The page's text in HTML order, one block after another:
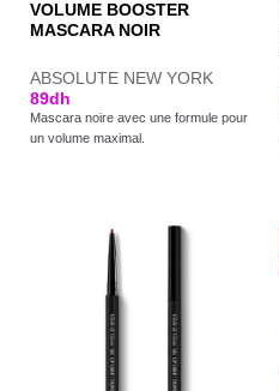
VOLUME BOOSTER
MASCARA NOIR
ABSOLUTE NEW YORK
89dh
Mascara noire avec une formule pour
un volume maximal.